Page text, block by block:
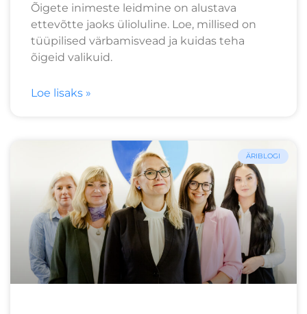
Õigete inimeste leidmine on alustava
ettevõtte jaoks ülioluline. Loe, millised on
tüüpilised värbamisvead ja kuidas teha
õigeid valikuid.
Loe lisaks »
ÄRIBLOGI